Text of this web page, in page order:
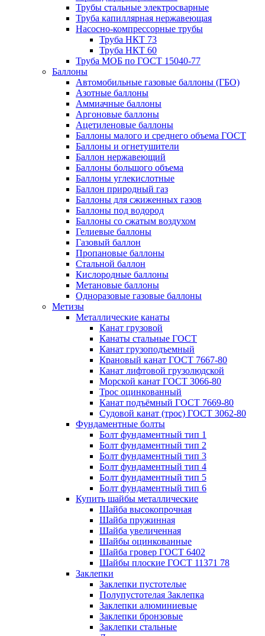
Трубы стальные электросварные
Труба капиллярная нержавеющая
Насосно-компрессорные трубы
Труба НКТ 73
Труба НКТ 60
Труба МОБ по ГОСТ 15040-77
Баллоны
Автомобильные газовые баллоны (ГБО)
Азотные баллоны
Аммиачные баллоны
Аргоновые баллоны
Ацетиленовые баллоны
Баллоны малого и среднего объема ГОСТ
Баллоны и огнетушители
Баллон нержавеющий
Баллоны большого объема
Баллоны углекислотные
Баллон природный газ
Баллоны для сжиженных газов
Баллоны под водород
Баллоны со сжатым воздухом
Гелиевые баллоны
Газовый баллон
Пропановые баллоны
Стальной баллон
Кислородные баллоны
Метановые баллоны
Одноразовые газовые баллоны
Метизы
Металлические канаты
Канат грузовой
Канаты стальные ГОСТ
Канат грузоподъемный
Крановый канат ГОСТ 7667-80
Канат лифтовой грузолюдской
Морской канат ГОСТ 3066-80
Трос оцинкованный
Канат подъёмный ГОСТ 7669-80
Судовой канат (трос) ГОСТ 3062-80
Фундаментные болты
Болт фундаментный тип 1
Болт фундаментный тип 2
Болт фундаментный тип 3
Болт фундаментный тип 4
Болт фундаментный тип 5
Болт фундаментный тип 6
Купить шайбы металлические
Шайба высокопрочная
Шайба пружинная
Шайба увеличенная
Шайбы оцинкованные
Шайба гровер ГОСТ 6402
Шайбы плоские ГОСТ 11371 78
Заклепки
Заклепки пустотелые
Полупустотелая Заклепка
Заклепки алюминиевые
Заклепки бронзовые
Заклепки стальные